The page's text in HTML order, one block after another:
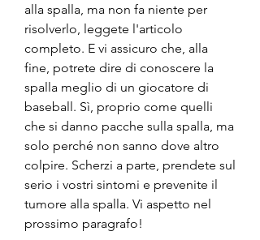
alla spalla, ma non fa niente per
risolverlo, leggete l'articolo
completo. E vi assicuro che, alla
fine, potrete dire di conoscere la
spalla meglio di un giocatore di
baseball. Sì, proprio come quelli
che si danno pacche sulla spalla, ma
solo perché non sanno dove altro
colpire. Scherzi a parte, prendete sul
serio i vostri sintomi e prevenite il
tumore alla spalla. Vi aspetto nel
prossimo paragrafo!